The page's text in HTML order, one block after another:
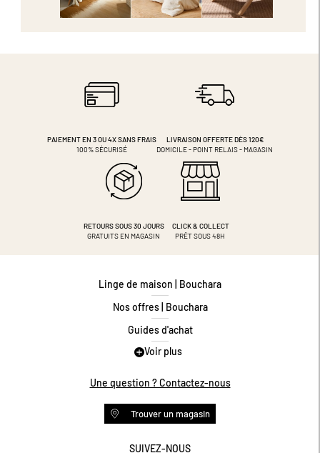
PAIEMENT EN 3 OU 4XSANS FRAIS
100% SÉCURISÉ
LIVRAISON OFFERTE DÈS 120€
DOMICILE - POINT RELAIS - MAGASIN
RETOURS SOUS 30 JOURS
GRATUITS EN MAGASIN
CLICK & COLLECT
PRÊT SOUS 48H
Linge de maison | Bouchara
Nos offres | Bouchara
Guides d'achat
Guide des tailles
Programme de fidélité
Conditions des offres
Voir plus
Une question ? Contactez-nous
Trouver un magasin
SUIVEZ-NOUS